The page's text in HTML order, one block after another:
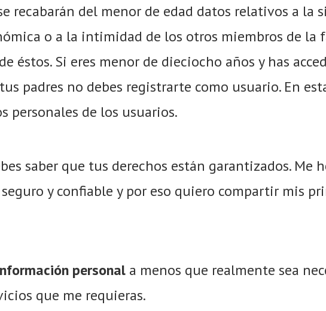
recabarán del menor de edad datos relativos a la
o a la intimidad de los otros miembros de la
éstos. Si eres menor de dieciocho años y has
padres no debes registrarte como usuario. En
personales de los usuarios.
saber que tus derechos están garantizados. Me
y confiable y por eso quiero compartir mis
personal a menos que realmente sea
que me requieras.